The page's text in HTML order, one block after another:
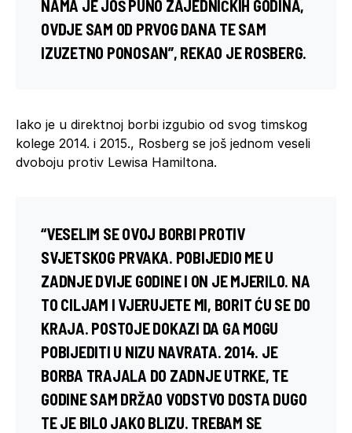
NAMA JE JOŠ PUNO ZAJEDNIČKIH GODINA,
OVDJE SAM OD PRVOG DANA TE SAM
IZUZETNO PONOSAN”, REKAO JE ROSBERG.
Iako je u direktnoj borbi izgubio od svog timskog
kolege 2014. i 2015., Rosberg se još jednom veseli
dvoboju protiv Lewisa Hamiltona.
“VESELIM SE OVOJ BORBI PROTIV
SVJETSKOG PRVAKA. POBIJEDIO ME U
ZADNJE DVIJE GODINE I ON JE MJERILO. NA
TO CILJAM I VJERUJETE MI, BORIT ĆU SE DO
KRAJA. POSTOJE DOKAZI DA GA MOGU
POBIJEDITI U NIZU NAVRATA. 2014. JE
BORBA TRAJALA DO ZADNJE UTRKE, TE
GODINE SAM DRŽAO VODSTVO DOSTA DUGO
TE JE BILO JAKO BLIZU. TREBAM SE